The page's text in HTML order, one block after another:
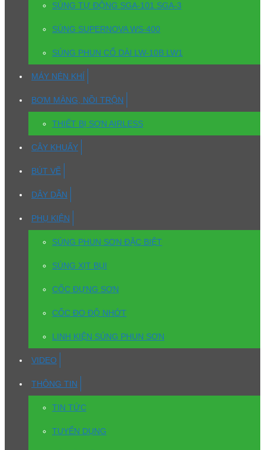
SÚNG TỰ ĐỘNG SGA-101 SGA-3
SÚNG SUPERNOVA WS-400
SÚNG PHUN CỔ DÀI LW-10B LW1
MÁY NÉN KHÍ
BƠM MÀNG, NỒI TRỘN
THIẾT BỊ SƠN AIRLESS
CÂY KHUẤY
BÚT VẼ
DÂY DẪN
PHỤ KIỆN
SÚNG PHUN SƠN ĐẶC BIỆT
SÚNG XỊT BỤI
CỐC ĐỰNG SƠN
CỐC ĐO ĐỘ NHỚT
LINH KIỆN SÚNG PHUN SƠN
VIDEO
THÔNG TIN
TIN TỨC
TUYỂN DỤNG